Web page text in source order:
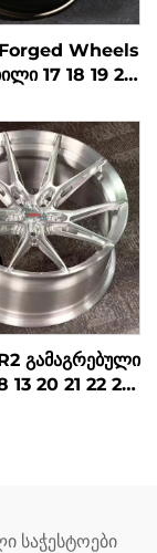
Wheels
17 18 19 20
რბილები
370Z 350Z
Honda-სთვის
გამაგრებული
13 20 21 22 23
სთვის
საჭესტოები